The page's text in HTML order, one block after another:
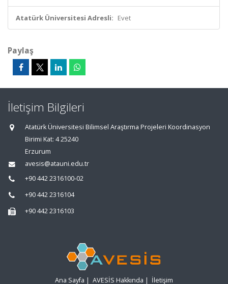
Atatürk Üniversitesi Adresli: Evet
Paylaş
İletişim Bilgileri
Atatürk Üniversitesi Bilimsel Araştırma Projeleri Koordinasyon
Birimi Kat: 4 25240
Erzurum
avesis@atauni.edu.tr
+90 442 2316100-02
+90 442 2316104
+90 442 2316103
Ana Sayfa | AVESİS Hakkında | İletişim